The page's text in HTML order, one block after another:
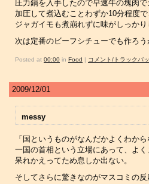
圧力鍋を入手したので早速牛の塊肉で
加圧して煮込むことわずか10分程度
ジャガイモも煮崩れずに味がしっか
次は定番のビーフシチューでも作ろ
Posted at 00:00 in Food | コメント/トラックバ
2009/12/01
messy
「国というものがなんだかよくわか
一国の首相という立場にあって、よく
呆れかえってため息しか出ない。
そしてさらに驚きなのがマスコミの反